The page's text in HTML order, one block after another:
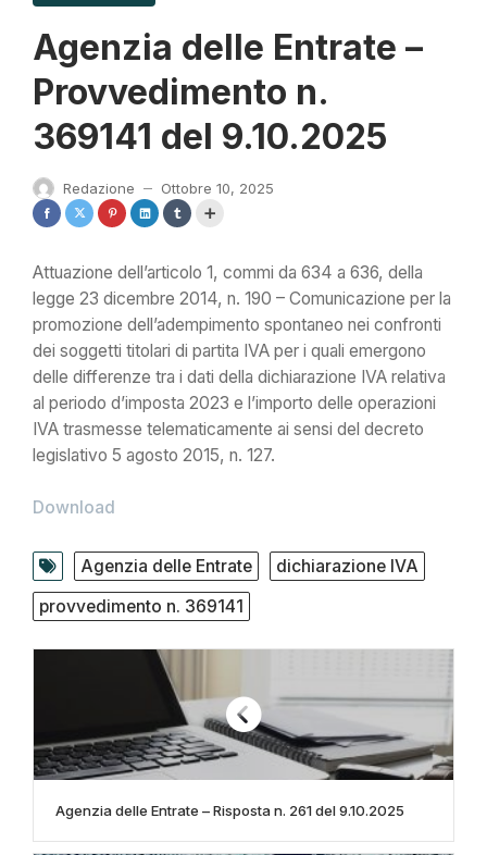
Agenzia delle Entrate –
Provvedimento n.
369141 del 9.10.2025
Redazione — Ottobre 10, 2025
Attuazione dell’articolo 1, commi da 634 a 636, della
legge 23 dicembre 2014, n. 190 – Comunicazione per la
promozione dell’adempimento spontaneo nei confronti
dei soggetti titolari di partita IVA per i quali emergono
delle differenze tra i dati della dichiarazione IVA relativa
al periodo d’imposta 2023 e l’importo delle operazioni
IVA trasmesse telematicamente ai sensi del decreto
legislativo 5 agosto 2015, n. 127.
Download
Agenzia delle Entrate
dichiarazione IVA
provvedimento n. 369141
Agenzia delle Entrate – Risposta n. 261 del 9.10.2025